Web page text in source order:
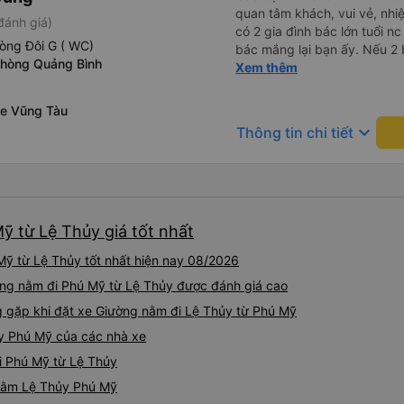
giá)
Đôi G ( WC)
Quảng Bình
Vũng Tàu
quan tâm khách, vui vẻ, nhiệt tình. Trong
có 2 gia đình bác lớn tuổi
bác mắng lại bạn ấy. Nếu 2
ngược lại nha. Bạn ấy nhắc
bị phản ánh thì đừng trừ
thì bảo bạn ấy liên hệ sđt
(một mình) yêu luôn.
Xem thêm
Thông tin chi tiết keyboard_arrow_down
từ Lệ Thủy giá tốt nhất
từ Lệ Thủy tốt nhất hiện nay 08/2026
nằm đi Phú Mỹ từ Lệ Thủy được đánh giá cao
khi đặt xe Giường nằm đi Lệ Thủy từ Phú Mỹ
Phú Mỹ của các nhà xe
Phú Mỹ từ Lệ Thủy
Lệ Thủy Phú Mỹ